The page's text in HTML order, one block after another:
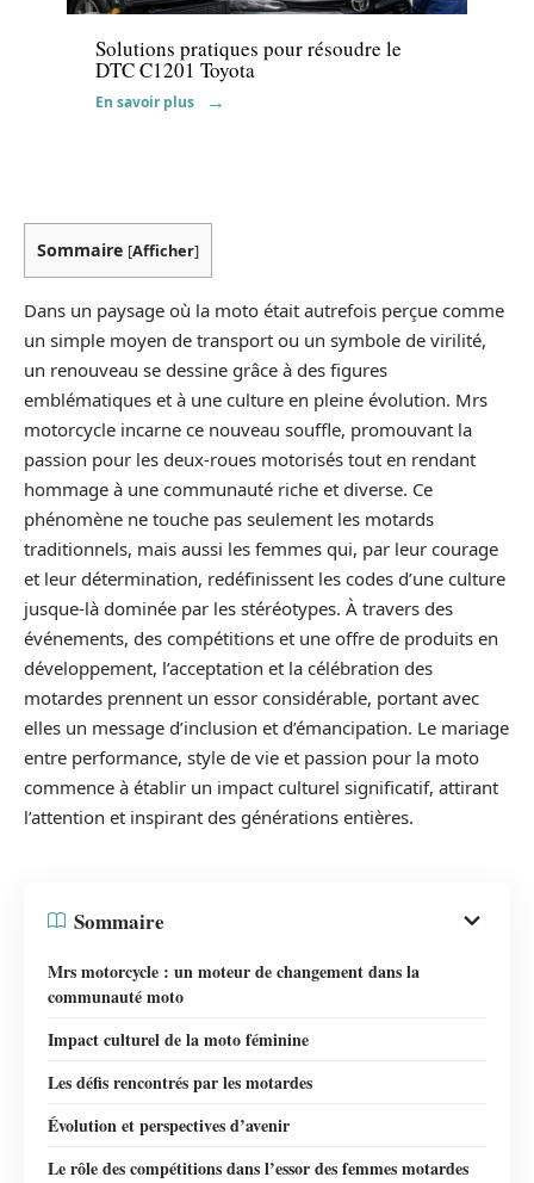
Solutions pratiques pour résoudre le
DTC C1201 Toyota
En savoir plus
Sommaire [Afficher]
Dans un paysage où la moto était autrefois perçue comme
un simple moyen de transport ou un symbole de virilité,
un renouveau se dessine grâce à des figures
emblématiques et à une culture en pleine évolution. Mrs
motorcycle incarne ce nouveau souffle, promouvant la
passion pour les deux-roues motorisés tout en rendant
hommage à une communauté riche et diverse. Ce
phénomène ne touche pas seulement les motards
traditionnels, mais aussi les femmes qui, par leur courage
et leur détermination, redéfinissent les codes d’une culture
jusque-là dominée par les stéréotypes. À travers des
événements, des compétitions et une offre de produits en
développement, l’acceptation et la célébration des
motardes prennent un essor considérable, portant avec
elles un message d’inclusion et d’émancipation. Le mariage
entre performance, style de vie et passion pour la moto
commence à établir un impact culturel significatif, attirant
l’attention et inspirant des générations entières.
Sommaire
Mrs motorcycle : un moteur de changement dans la
communauté moto
Impact culturel de la moto féminine
Les défis rencontrés par les motardes
Évolution et perspectives d’avenir
Le rôle des compétitions dans l’essor des femmes motardes